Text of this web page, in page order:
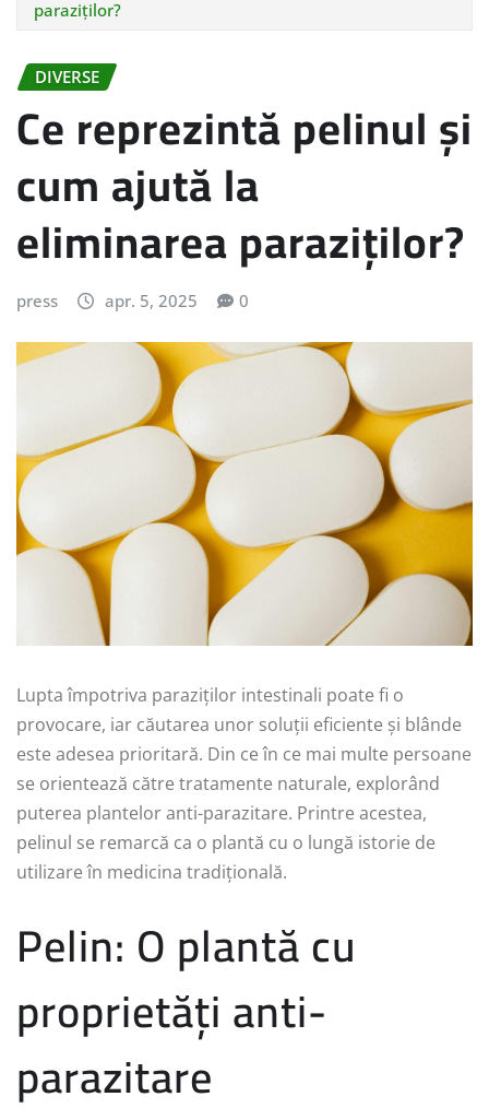
paraziților?
DIVERSE
Ce reprezintă pelinul și
cum ajută la
eliminarea paraziților?
press apr. 5, 2025 0
Lupta împotriva paraziților intestinali poate fi o
provocare, iar căutarea unor soluții eficiente și blânde
este adesea prioritară. Din ce în ce mai multe persoane
se orientează către tratamente naturale, explorând
puterea plantelor anti-parazitare. Printre acestea,
pelinul se remarcă ca o plantă cu o lungă istorie de
utilizare în medicina tradițională.
Pelin: O plantă cu
proprietăți anti-
parazitare